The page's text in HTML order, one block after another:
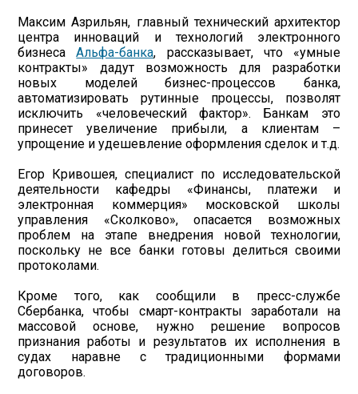
Максим Азрильян, главный технический архитектор
центра инноваций и технологий электронного
бизнесаАльфа-банка, рассказывает, что «умные
контракты» дадут возможность для разработки
новых моделей бизнес-процессов банка,
автоматизировать рутинные процессы, позволят
исключить «человеческий фактор». Банкам это
принесет увеличение прибыли, а клиентам –
упрощение и удешевление оформления сделок и т.д.
Егор Кривошея, специалист по исследовательской
деятельности кафедры «Финансы, платежи и
электронная коммерция» московской школы
управления «Сколково», опасается возможных
проблем на этапе внедрения новой технологии,
поскольку не все банки готовы делиться своими
протоколами.
Кроме того, как сообщили в пресс-службе
Сбербанка, чтобы смарт-контракты заработали на
массовой основе, нужно решение вопросов
признания работы и результатов их исполнения в
судах наравне с традиционными формами
договоров.